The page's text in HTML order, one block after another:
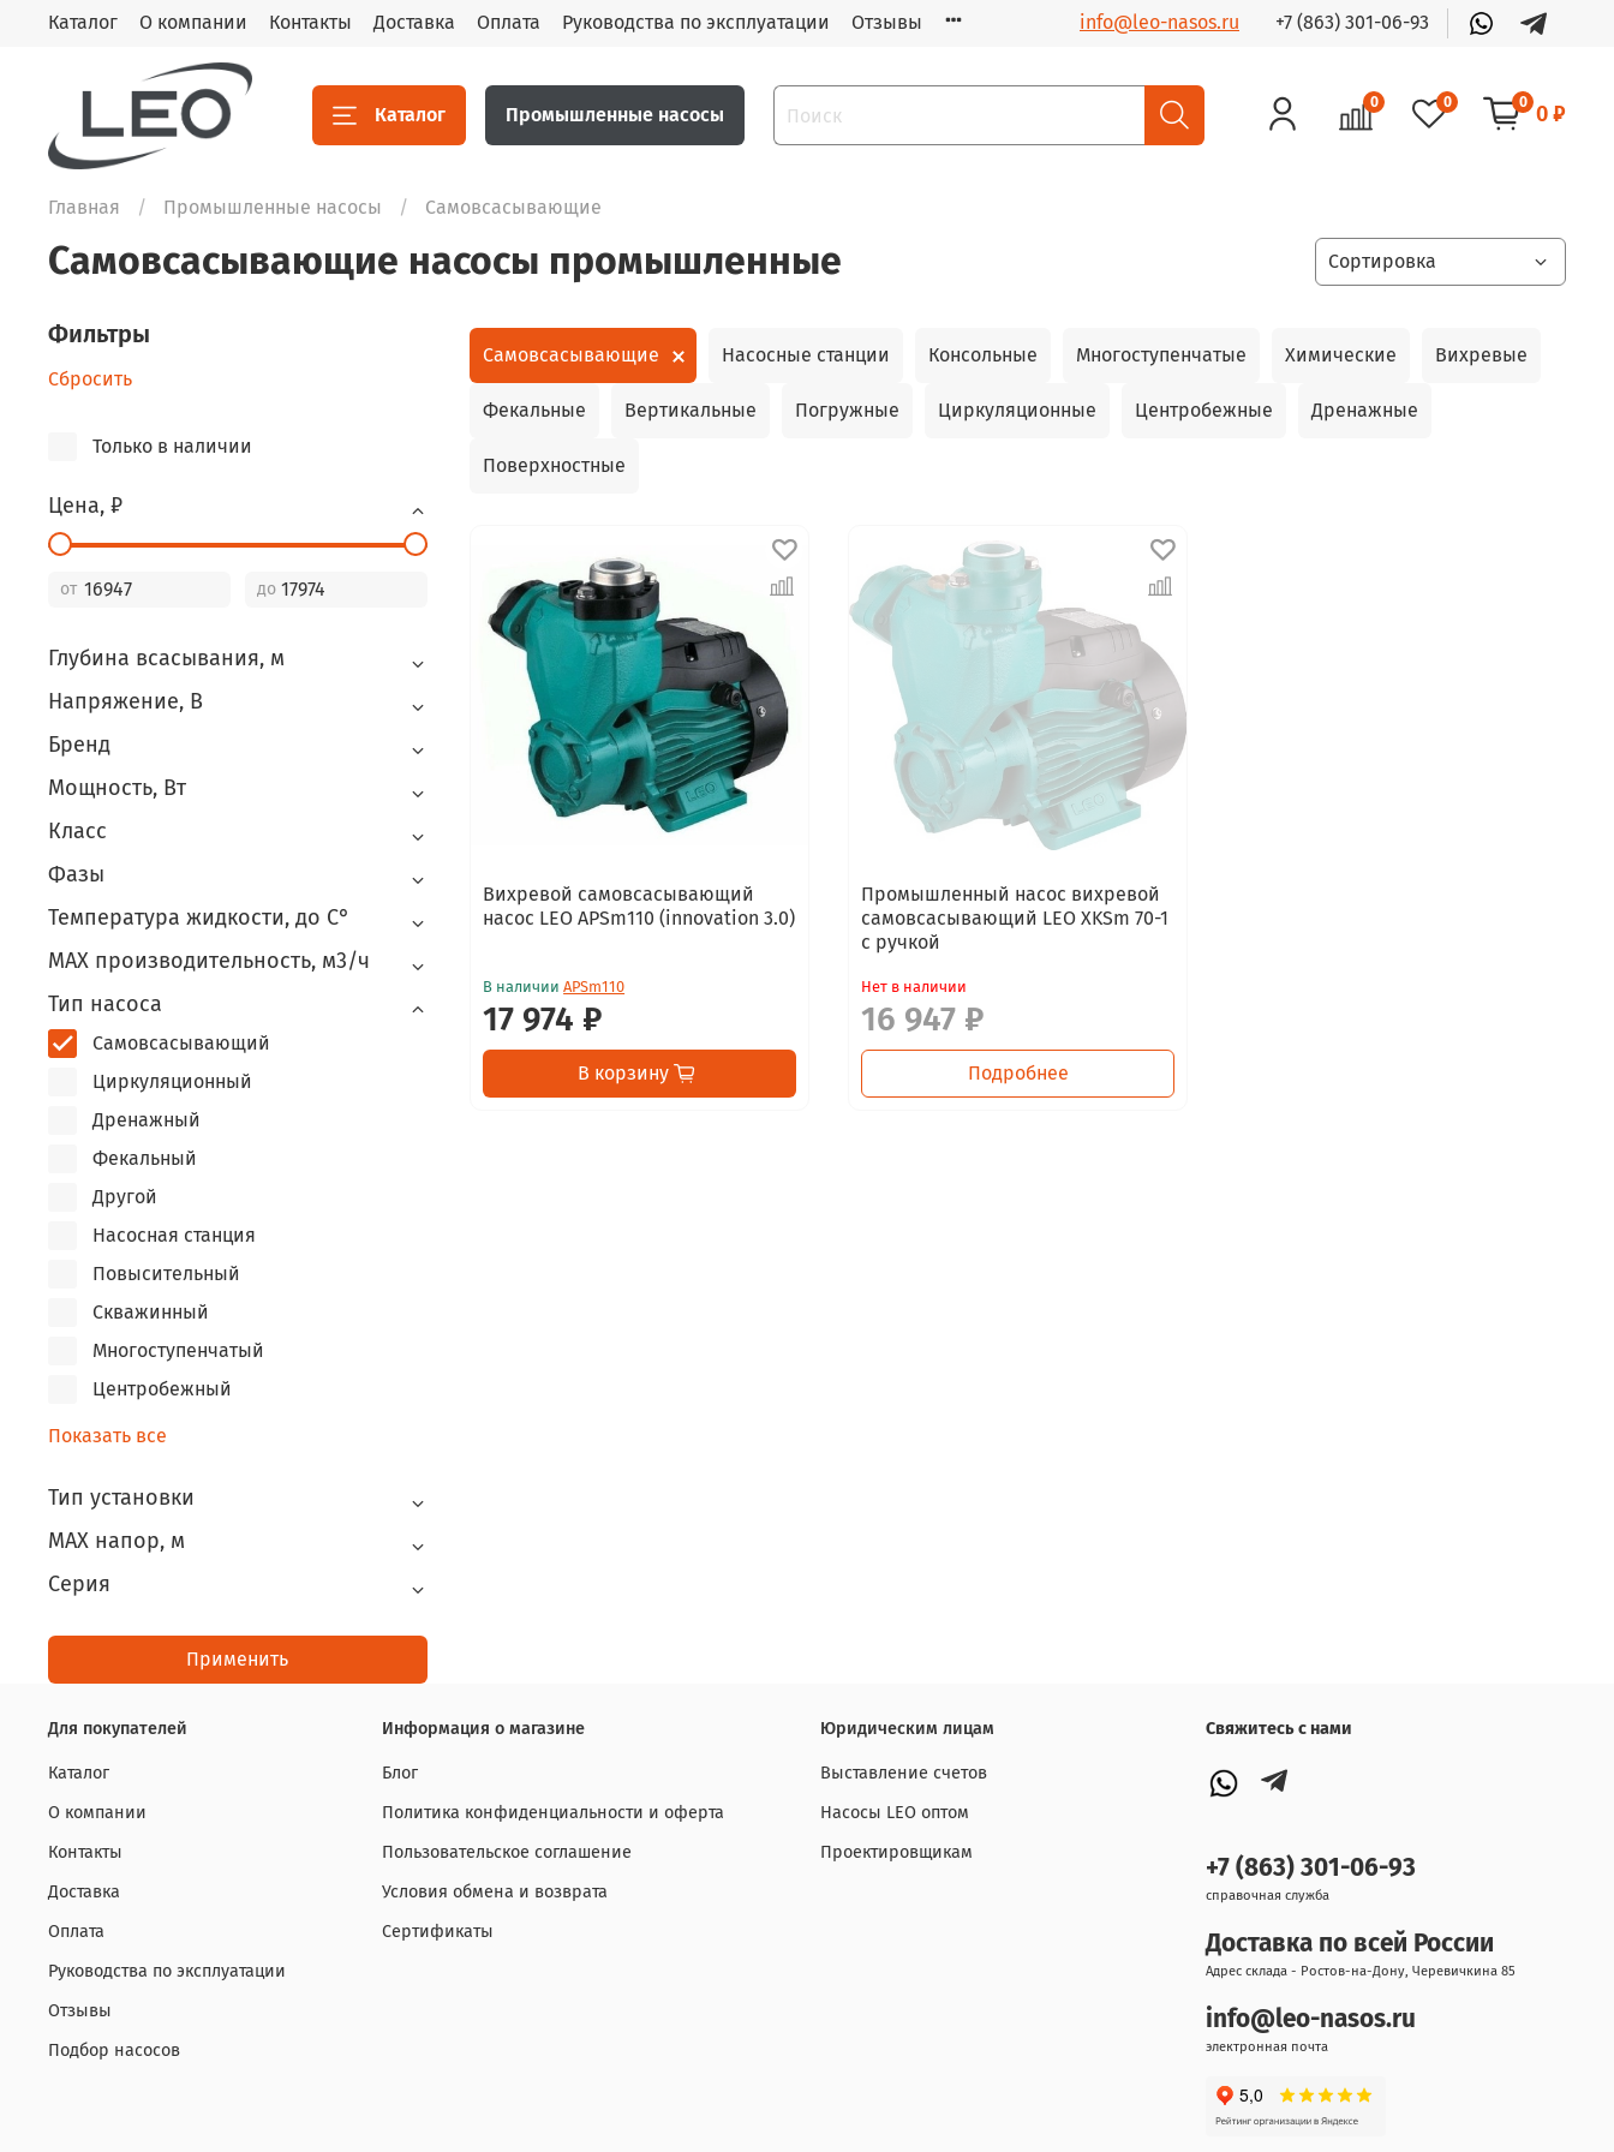
Каталог О компании Контакты Доставка Оплата Руководства по эксплуатации Отзывы info@leo-nasos.ru +7 (863) 301-06-93
Каталог Промышленные насосы
0 0 0 0 ₽
Главная Промышленные насосы Самовсасывающие
Самовсасывающие насосы промышленные
Самовсасывающие Насосные станции Консольные Многоступенчатые Химические Вихревые
Фекальные Вертикальные Погружные Циркуляционные Центробежные Дренажные
Поверхностные
Вихревой самовсасывающий
насос LEO APSm110 (innovation 3.0)
В наличииAPSm110
17 974 ₽
В корзину
Промышленный насос вихревой
самовсасывающий LEO XKSm 70-1
с ручкой
Нет в наличии
16 947 ₽
Подробнее
Фильтры
Сбросить
Только в наличии
Цена, ₽
от до
Глубина всасывания, м
Напряжение, В
Бренд
Мощность, Вт
Класс
Фазы
Температура жидкости, до С°
MAX производительность, м3/ч
Тип насоса
Самовсасывающий
Циркуляционный
Дренажный
Фекальный
Другой
Насосная станция
Повысительный
Скважинный
Многоступенчатый
Центробежный
Показать все
Тип установки
MAX напор, м
Серия
Применить
Для покупателей
Каталог
О компании
Контакты
Доставка
Оплата
Руководства по эксплуатации
Отзывы
Подбор насосов
Информация о магазине
Блог
Политика конфиденциальности и оферта
Пользовательское соглашение
Условия обмена и возврата
Сертификаты
Юридическим лицам
Выставление счетов
Насосы LEO оптом
Проектировщикам
Свяжитесь с нами
+7 (863) 301-06-93
справочная служба
Доставка по всей России
Адрес склада - Ростов-на-Дону, Черевичкина 85
info@leo-nasos.ru
электронная почта